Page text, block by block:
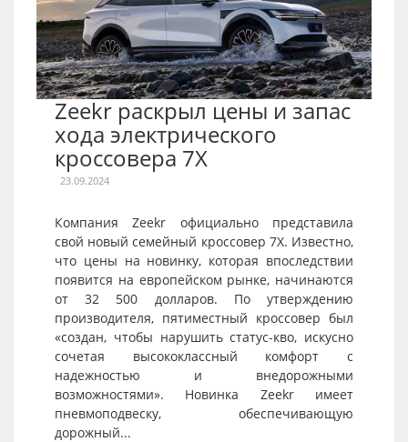
Zeekr раскрыл цены и запас
хода электрического
кроссовера 7X
23.09.2024
Компания Zeekr официально представила
свой новый семейный кроссовер 7X. Известно,
что цены на новинку, которая впоследствии
появится на европейском рынке, начинаются
от 32 500 долларов. По утверждению
производителя, пятиместный кроссовер был
«создан, чтобы нарушить статус-кво, искусно
сочетая высококлассный комфорт с
надежностью и внедорожными
возможностями». Новинка Zeekr имеет
пневмоподвеску, обеспечивающую
дорожный...